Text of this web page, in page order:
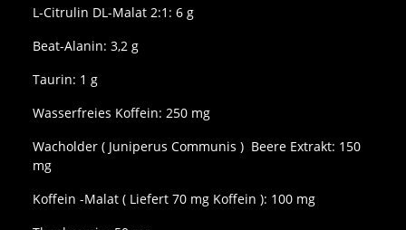
L-Citrulin DL-Malat 2:1: 6 g
Beat-Alanin: 3,2 g
Taurin: 1 g
Wasserfreies Koffein: 250 mg
Wacholder ( Juniperus Communis ) Beere Extrakt: 150
mg
Koffein -Malat ( Liefert 70 mg Koffein ): 100 mg